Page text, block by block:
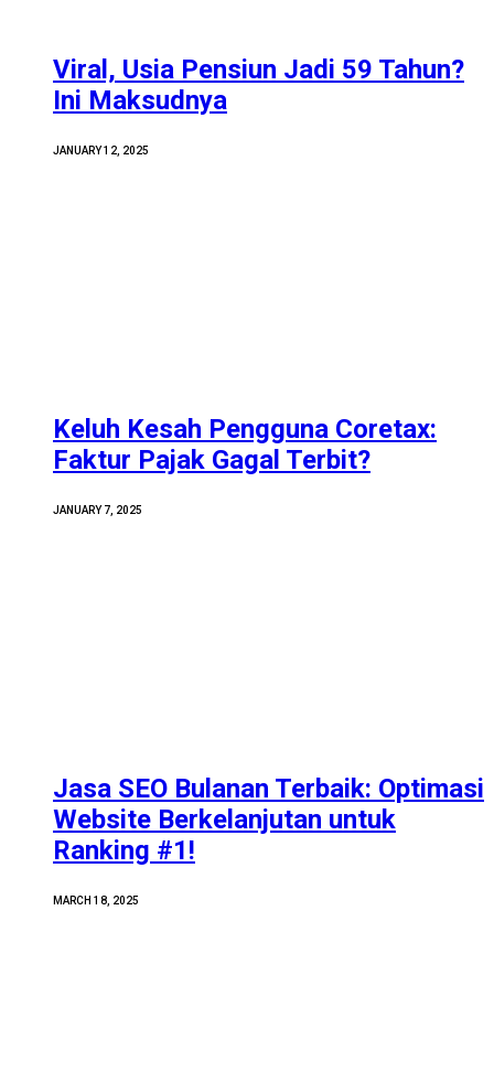
Viral, Usia Pensiun Jadi 59 Tahun?
Ini Maksudnya
JANUARY 12, 2025
Keluh Kesah Pengguna Coretax:
Faktur Pajak Gagal Terbit?
JANUARY 7, 2025
Jasa SEO Bulanan Terbaik: Optimasi
Website Berkelanjutan untuk
Ranking #1!
MARCH 18, 2025